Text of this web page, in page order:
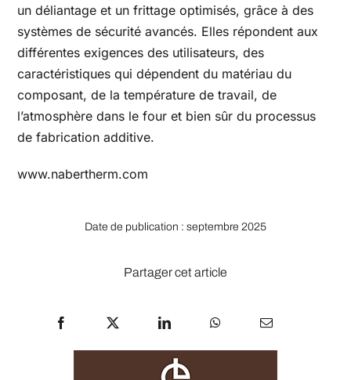
un déliantage et un frittage optimisés, grâce à des
systèmes de sécurité avancés. Elles répondent aux
différentes exigences des utilisateurs, des
caractéristiques qui dépendent du matériau du
composant, de la température de travail, de
l’atmosphère dans le four et bien sûr du processus
de fabrication additive.
www.nabertherm.com
Date de publication : septembre 2025
Partager cet article